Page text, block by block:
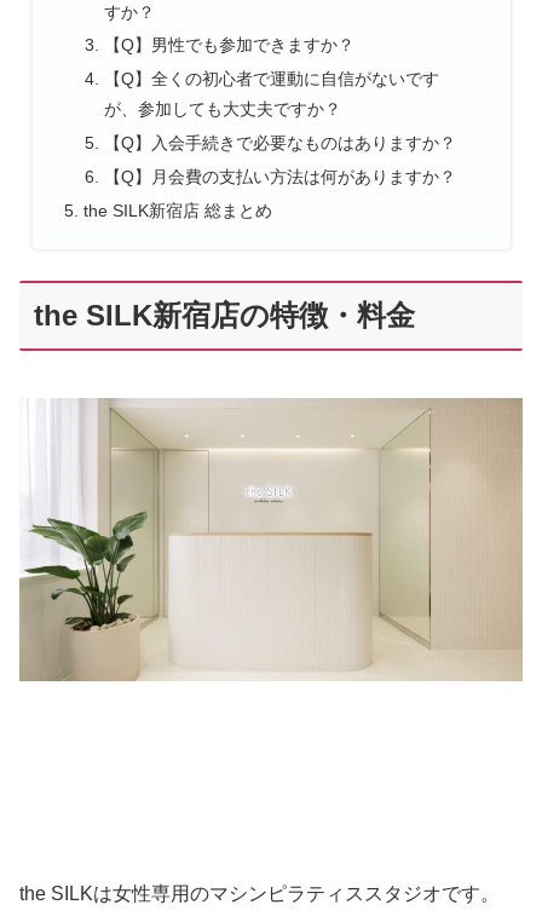
すか？
【Q】男性でも参加できますか？
【Q】全くの初心者で運動に自信がないです
が、参加しても大丈夫ですか？
【Q】入会手続きで必要なものはありますか？
【Q】月会費の支払い方法は何がありますか？
the SILK新宿店 総まとめ
the SILK新宿店の特徴・料金
the SILKは女性専用のマシンピラティススタジオです。